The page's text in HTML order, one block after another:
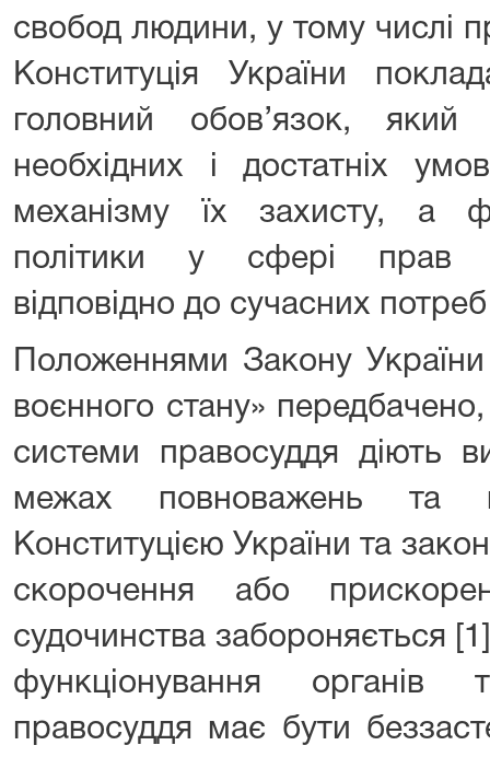
свобод людини, у тому числі
Конституція України
головний обов’язок, який
необхідних і достатніх
механізму їх захисту, а
політики у сфері прав
відповідно до сучасних
Положеннями Закону
воєнного стану»
системи правосуддя діють
межах повноважень та
Конституцією України та
скорочення або
судочинства забороняється
функціонування
правосуддя має бути